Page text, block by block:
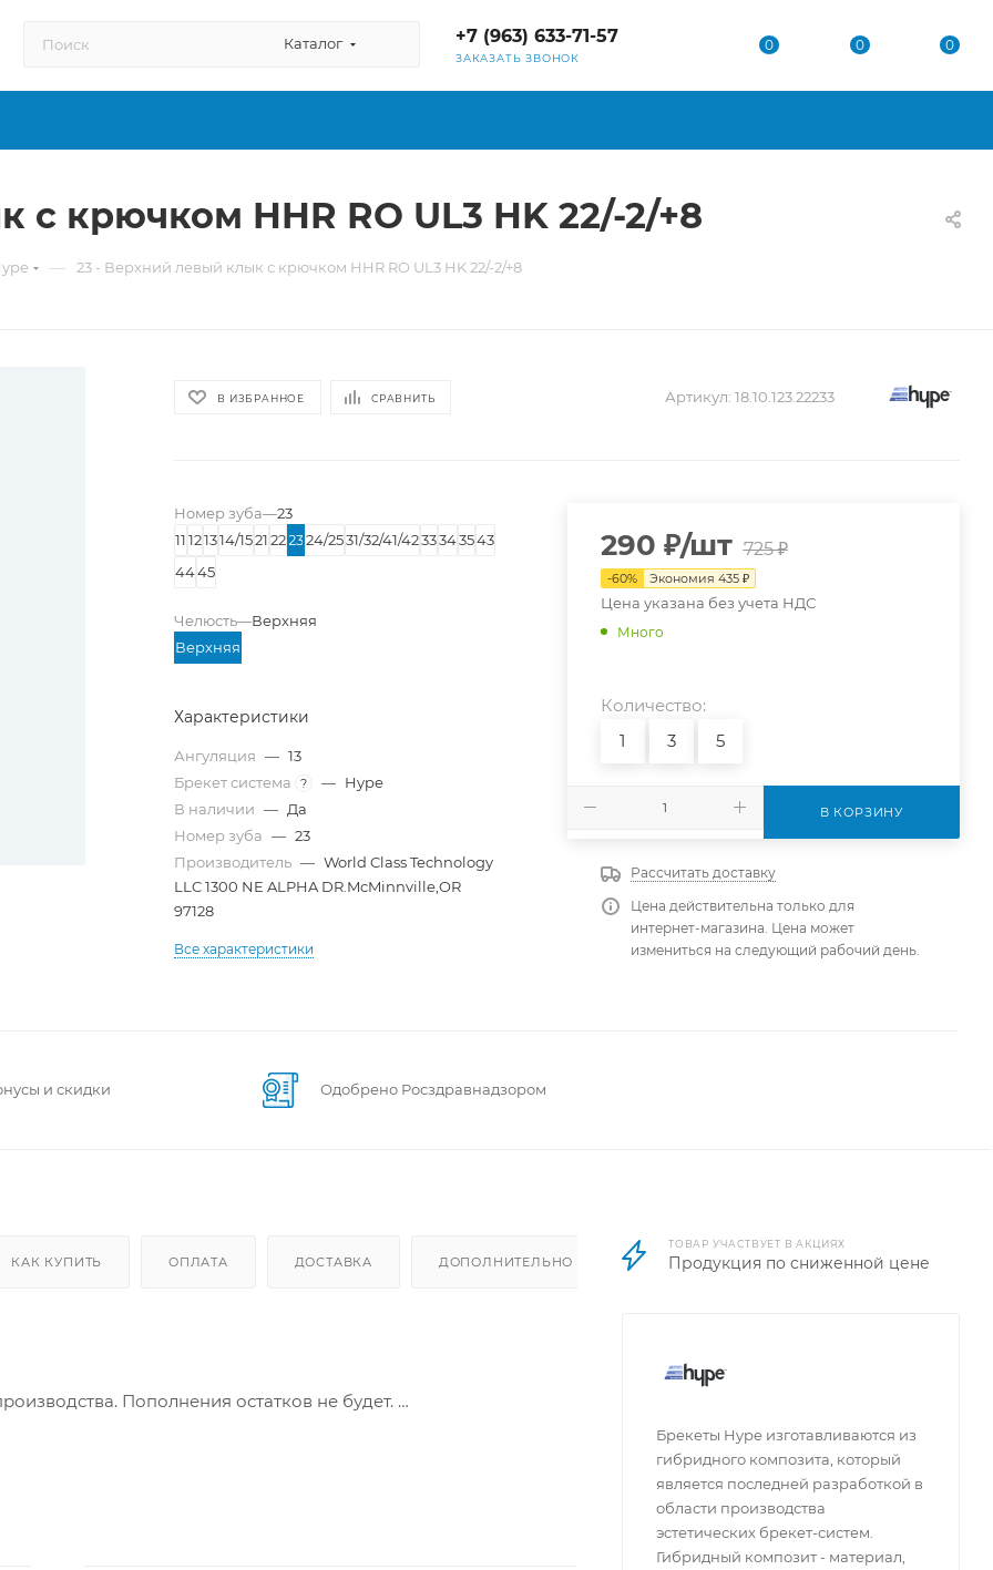
Каталог +7 (963) 633-71-57
ЗАКАЗАТЬ ЗВОНОК
0 0 0
крючком HHR RO UL3 HK 22/-2/+8
— 23 - Верхний левый клык с крючком HHR RO UL3 HK 22/-2/+8
В ИЗБРАННОЕ СРАВНИТЬ Артикул: 18.10.123.22233
Номер зуба—23
11 121314/1521 2223 24/2531/32/41/4233343543
4445
Челюсть—Верхняя
Верхняя
Характеристики
Ангуляция — 13
Брекет система
? — Hype
В наличии — Да
Номер зуба — 23
Производитель — World Class Technology
LLC 1300 NE ALPHA DR.McMinnville,OR
97128
Все характеристики
290 ₽/шт 725₽
-60% Экономия 435₽
Цена указана без учета НДС
Много
Количество:
1
3 5
В КОРЗИНУ
Рассчитать доставку
Цена действительна только для
интернет-магазина. Цена может
измениться на следующий рабочий день.
и скидки Одобрено Росздравнадзором
КАК КУПИТЬ ОПЛАТА ДОСТАВКА ДОПОЛНИТЕЛЬНО
Пополнения остатков не будет.
ТОВАР УЧАСТВУЕТ В АКЦИЯХ
Продукция по сниженной цене
Брекеты Hype изготавливаются из
гибридного композита, который
является последней разработкой в
области производства
эстетических брекет-систем.
Гибридный композит - материал,